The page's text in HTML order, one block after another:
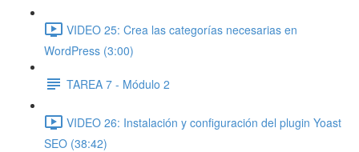
VIDEO 25: Crea las categorías necesarias en
WordPress (3:00)
TAREA 7 - Módulo 2
VIDEO 26: Instalación y configuración del plugin Yoast
SEO (38:42)